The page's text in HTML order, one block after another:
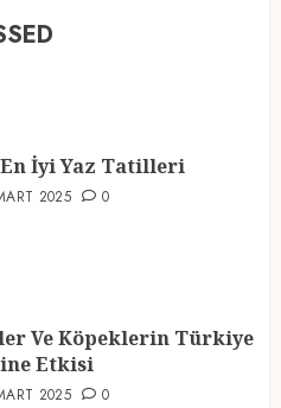
2025
2025 0
En İyi Yaz Tatilleri
2025 0
Ve Köpeklerin Türkiye
Etkisi
2025 0